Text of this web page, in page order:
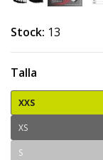
Stock: 13
Talla
XXS
XS
S